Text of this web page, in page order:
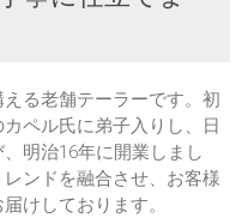
る老舗テーラーです。初
ペル氏に弟子入りし、日
明治16年に開業しまし
ンドを融合させ、お客様
けしております。